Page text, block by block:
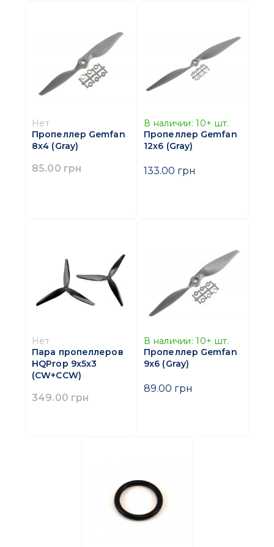
Нет
Пропеллер Gemfan
8x4 (Gray)
85.00 грн
В наличии: 10+ шт.
Пропеллер Gemfan
12x6 (Gray)
133.00 грн
Нет
Пара пропеллеров
HQProp 9x5x3
(CW+CCW)
349.00 грн
В наличии: 10+ шт.
Пропеллер Gemfan
9x6 (Gray)
89.00 грн